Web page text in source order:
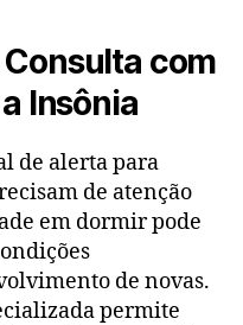
com
Insônia
de alerta para
de atenção
em dormir pode
de novas.
permite